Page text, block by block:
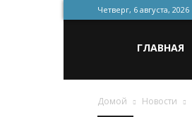
Четверг, 6 августа, 2026
для
ГЛАВНАЯ
Домой Новости